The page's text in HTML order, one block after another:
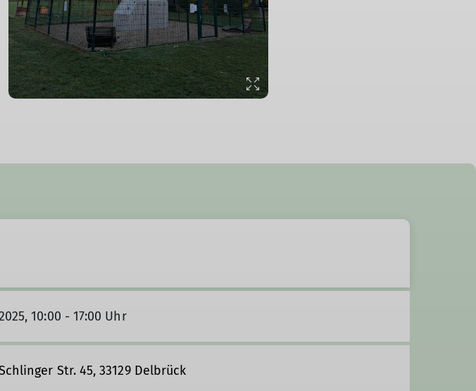
PB
10:00 - 17:00 Uhr
Str. 45, 33129 Delbrück